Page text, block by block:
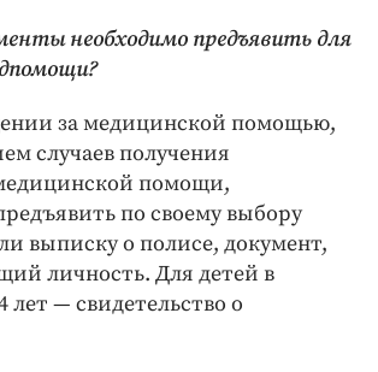
необходимо предъявить для
за медицинской помощью,
случаев получения
помощи,
по своему выбору
выписку о полисе, документ,
личность. Для детей в
лет — ​свидетельство о